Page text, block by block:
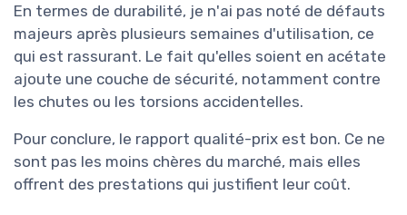
En termes de durabilité, je n'ai pas noté de défauts
majeurs après plusieurs semaines d'utilisation, ce
qui est rassurant. Le fait qu'elles soient en acétate
ajoute une couche de sécurité, notamment contre
les chutes ou les torsions accidentelles.
Pour conclure, le rapport qualité-prix est bon. Ce ne
sont pas les moins chères du marché, mais elles
offrent des prestations qui justifient leur coût.